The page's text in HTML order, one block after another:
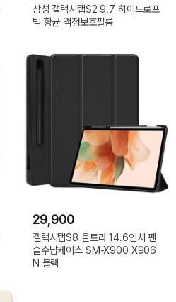
삼성 갤럭시탭S2 9.7 하이드로포
빅 항균 액정보호필름
29,900
갤럭시탭S8 울트라 14.6인치 펜
슬수납케이스 SM-X900 X906
N 블랙